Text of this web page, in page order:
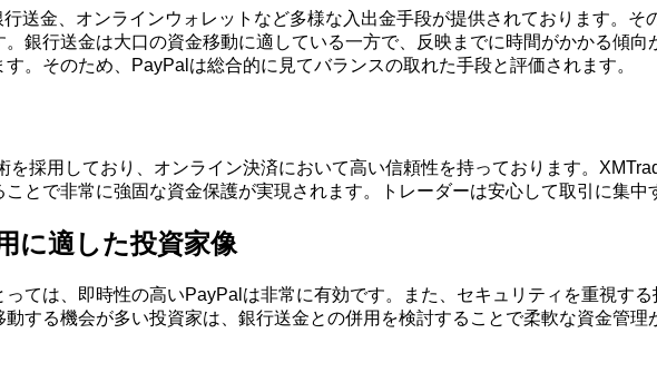
送金、オンラインウォレットなど多様な入出金手段が提供されております。
銀行送金は大口の資金移動に適している一方で、反映までに時間がかかる傾
。そのため、PayPalは総合的に見てバランスの取れた手段と評価されます。
を採用しており、オンライン決済において高い信頼性を持っております。
とで非常に強固な資金保護が実現されます。トレーダーは安心して取引に集中
に適した投資家像
ては、即時性の高いPayPalは非常に有効です。また、セキュリティを重視す
する機会が多い投資家は、銀行送金との併用を検討することで柔軟な資金管理